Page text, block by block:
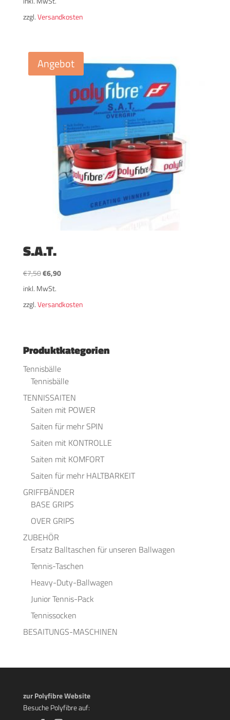
€6,90€5,90.
zzgl.Versandkosten
Angebot
S.A.T.
€7,50Ursprünglicher
Preis
€7,50
€6,90Aktueller
€6,90.
inkl. MwSt.
zzgl.Versandkosten
Produktkategorien
Tennisbälle
Tennisbälle
TENNISSAITEN
Saiten mit POWER
Saiten für mehr SPIN
Saiten mit KONTROLLE
Saiten mit KOMFORT
Saiten für mehr HALTBARKEIT
GRIFFBÄNDER
BASE GRIPS
OVER GRIPS
ZUBEHÖR
Ersatz Balltaschen für unseren Ballwagen
Tennis-Taschen
Heavy-Duty-Ballwagen
Junior Tennis-Pack
Tennissocken
BESAITUNGS-MASCHINEN
zur Polyfibre Website
Besuche Polyfibre auf: